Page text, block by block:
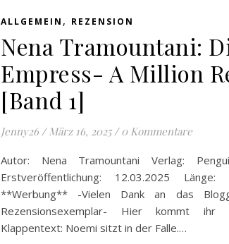
ALLGEMEIN , REZENSION
Nena Tramountani:
Empress- A Million
[Band 1]
Jenny26 / März 16, 2025 / 0 Kommentare
Autor: Nena Tramountani Verlag:
Erstveröffentlichung: 12.03.2025
**Werbung** -Vielen Dank an das
Rezensionsexemplar- Hier kommt ihr
Klappentext: Noemi sitzt in der Falle.…